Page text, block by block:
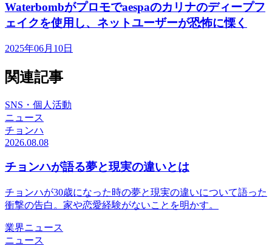
Waterbombがプロモでaespaのカリナのディープフ
ェイクを使用し、ネットユーザーが恐怖に慄く
2025年06月10日
関連記事
SNS・個人活動
ニュース
チョンハ
2026.08.08
チョンハが語る夢と現実の違いとは
チョンハが30歳になった時の夢と現実の違いについて語った
衝撃の告白。家や恋愛経験がないことを明かす。
業界ニュース
ニュース